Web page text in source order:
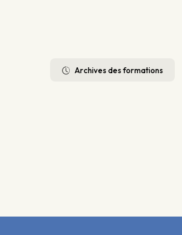
Archives des formations